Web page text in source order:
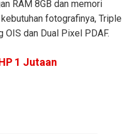
RAM 8GB dan memori
fotografinya, Triple
dan Dual Pixel PDAF.
1 Jutaan